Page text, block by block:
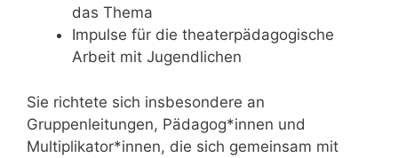
das Thema
Impulse für die theaterpädagogische
Arbeit mit Jugendlichen
Sie richtete sich insbesondere an
Gruppenleitungen, Pädagog*innen und
Multiplikator*innen, die sich gemeinsam mit